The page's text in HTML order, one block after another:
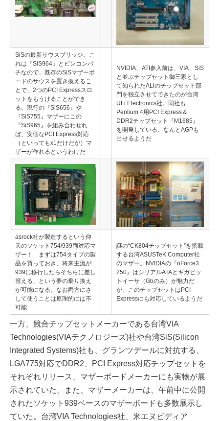
SiSの最新サウスブリッジ。こ
れは『SiS964』とピンコンパ
チなので、既存のSiSマザーボ
ードのサウスを置き換えるこ
とで、2つのPCI Expressスロ
ットをもうけることができ
る。現行の『SiS656』や
『SiS755』マザーにこの
『SiS965』を組み合わせれ
ば、安価なPCI Express対応
（といってもx1だけだが）マ
ザーが作れるというわけだ
NVIDIA、ATI参入前は、VIA、SiS
と並ぶチップセット御三家とし
て知られたALiのチップセット部
門を独立させてできたのが台湾
ULi Electronics社。同社も
Pentium 4用PCI Express＆
DDR2チップセット『M1685』
を開発している。なんとAGPも
出せるようだ
asrock社が製造するという仰
天のソケット754/939両対応マ
ザー！ まずは754タイプの製
品を買っておき、将来主流が
939に移行したらそちらに差し
替える、という夢の乗り換え
が可能になる。なお両方にさ
して使うことは原理的には不
可能
謎の“CK804チップセット”を搭載
する台湾ASUSTeK Computer社
のマザー。NVIDIAの『nForce3
250』はシリアルATAとギガビッ
トイーサ（Gbのみ）が魅力だ
が、このチップセットはPCI
Expressにも対応しているようだ
一方、競合チップセットメーカーである台湾VIA
Technologies(VIAテクノロジーズ)社や台湾SiS(Silicon
Integrated Systems)社も、グランツデールに対抗する、
LGA775対応でDDR2、PCI Express対応チップセットを
それぞれリリース、マザーボードメーカーにも実物が展
示されていた。また、マザーメーカーは、午前中に公開
されたソケット939ベースのマザーボードも多数展示し
ていた。台湾VIA Technologies社、米エヌビディア